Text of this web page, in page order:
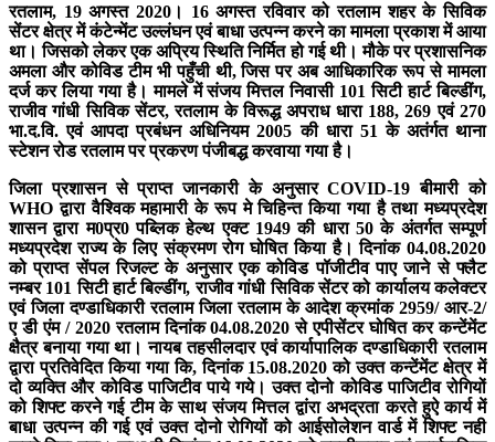
रतलाम, 19 अगस्त 2020। 16 अगस्त रविवार को रतलाम शहर के सिविक
सेंटर क्षेत्र में कंटेन्मेंट उल्लंघन एवं बाधा उत्पन्न करने का मामला प्रकाश में आया
था। जिसको लेकर एक अप्रिय स्थिति निर्मित हो गई थी। मौके पर प्रशासनिक
अमला और कोविड टीम भी पहुँची थी, जिस पर अब आधिकारिक रूप से मामला
दर्ज कर लिया गया है। मामले में संजय मित्तल निवासी 101 सिटी हार्ट बिल्डींग,
राजीव गांधी सिविक सेंटर, रतलाम के विरूद्ध अपराध धारा 188, 269 एवं 270
भा.द.वि. एवं आपदा प्रबंधन अधिनियम 2005 की धारा 51 के अतंर्गत थाना
स्टेशन रोड रतलाम पर प्रकरण पंजीबद्ध करवाया गया है।
जिला प्रशासन से प्राप्त जानकारी के अनुसार COVID-19 बीमारी को
WHO द्वारा वैश्विक महामारी के रूप मे चिहिन्त किया गया है तथा मध्यप्रदेश
शासन द्वारा म0प्र0 पब्लिक हेल्थ एक्ट 1949 की धारा 50 के अंतर्गत सम्पूर्ण
मध्यप्रदेश राज्य के लिए संक्रमण रोग घोषित किया है। दिनांक 04.08.2020
को प्राप्त सेंपल रिजल्ट के अनुसार एक कोविड पॉजीटीव पाए जाने से फ्लैट
नम्बर 101 सिटी हार्ट बिल्डींग, राजीव गांधी सिविक सेंटर को कार्यालय कलेक्टर
एवं जिला दण्डाधिकारी रतलाम जिला रतलाम के आदेश क्रमांक 2959/ आर-2/
ए डी एंम / 2020 रतलाम दिनांक 04.08.2020 से एपीसेंटर घोषित कर कन्टेंमेंट
क्षैत्र बनाया गया था। नायब तहसीलदार एवं कार्यापालिक दण्डाधिकारी रतलाम
द्वारा प्रतिवेदित किया गया कि, दिनांक 15.08.2020 को उक्त कन्टेंमेंट क्षेत्र में
दो व्यक्ति और कोविड पाजिटीव पाये गये। उक्त दोनो कोविड पाजिटीव रोगियों
को शिफ्ट करने गई टीम के साथ संजय मित्तल द्वांरा अभद्रता करते हुऐ कार्य में
बाधा उत्पन्न की गई एवं उक्त दोनो रोगियों को आईसोलेशन वार्ड में शिफ्ट नही